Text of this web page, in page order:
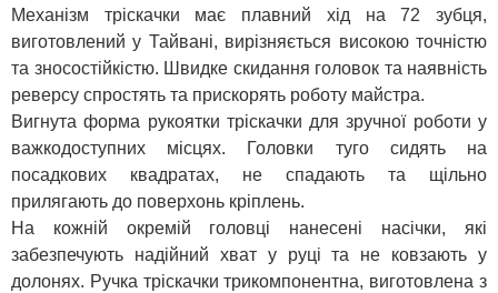
Механізм тріскачки має плавний хід на 72 зубця,
виготовлений у Тайвані, вирізняється високою точністю
та зносостійкістю. Швидке скидання головок та наявність
реверсу спростять та прискорять роботу майстра.
Вигнута форма рукоятки тріскачки для зручної роботи у
важкодоступних місцях. Головки туго сидять на
посадкових квадратах, не спадають та щільно
прилягають до поверхонь кріплень.
На кожній окремій головці нанесені насічки, які
забезпечують надійний хват у руці та не ковзають у
долонях. Ручка тріскачки трикомпонентна, виготовлена з